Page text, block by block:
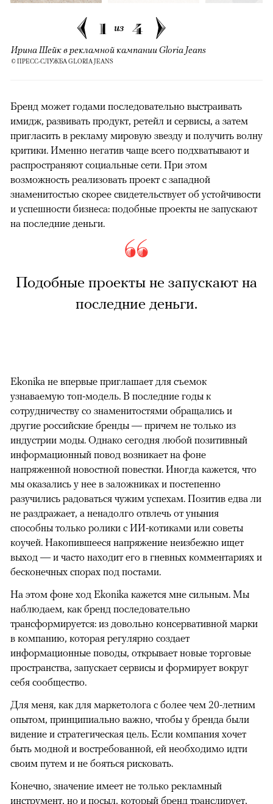
1 из 4
Ирина Шейк в рекламной кампании Gloria Jeans
© ПРЕСС-СЛУЖБА GLORIA JEANS
Бренд может годами последовательно выстраивать
имидж, развивать продукт, ретейл и сервисы, а затем
пригласить в рекламу мировую звезду и получить волну
критики. Именно негатив чаще всего подхватывают и
распространяют социальные сети. При этом
возможность реализовать проект с западной
знаменитостью скорее свидетельствует об устойчивости
и успешности бизнеса: подобные проекты не запускают
на последние деньги.
Подобные проекты не запускают на
последние деньги.
Ekonika не впервые приглашает для съемок
узнаваемую топ-модель. В последние годы к
сотрудничеству со знаменитостями обращались и
другие российские бренды — причем не только из
индустрии моды. Однако сегодня любой позитивный
информационный повод возникает на фоне
напряженной новостной повестки. Иногда кажется, что
мы оказались у нее в заложниках и постепенно
разучились радоваться чужим успехам. Позитив едва ли
не раздражает, а ненадолго отвлечь от уныния
способны только ролики с ИИ-котиками или советы
коучей. Накопившееся напряжение неизбежно ищет
выход — и часто находит его в гневных комментариях и
бесконечных спорах под постами.
На этом фоне ход Ekonika кажется мне сильным. Мы
наблюдаем, как бренд последовательно
трансформируется: из довольно консервативной марки
в компанию, которая регулярно создает
информационные поводы, открывает новые торговые
пространства, запускает сервисы и формирует вокруг
себя сообщество.
Для меня, как для маркетолога с более чем 20-летним
опытом, принципиально важно, чтобы у бренда были
видение и стратегическая цель. Если компания хочет
быть модной и востребованной, ей необходимо идти
своим путем и не бояться рисковать.
Конечно, значение имеет не только рекламный
инструмент, но и посыл, который бренд транслирует,